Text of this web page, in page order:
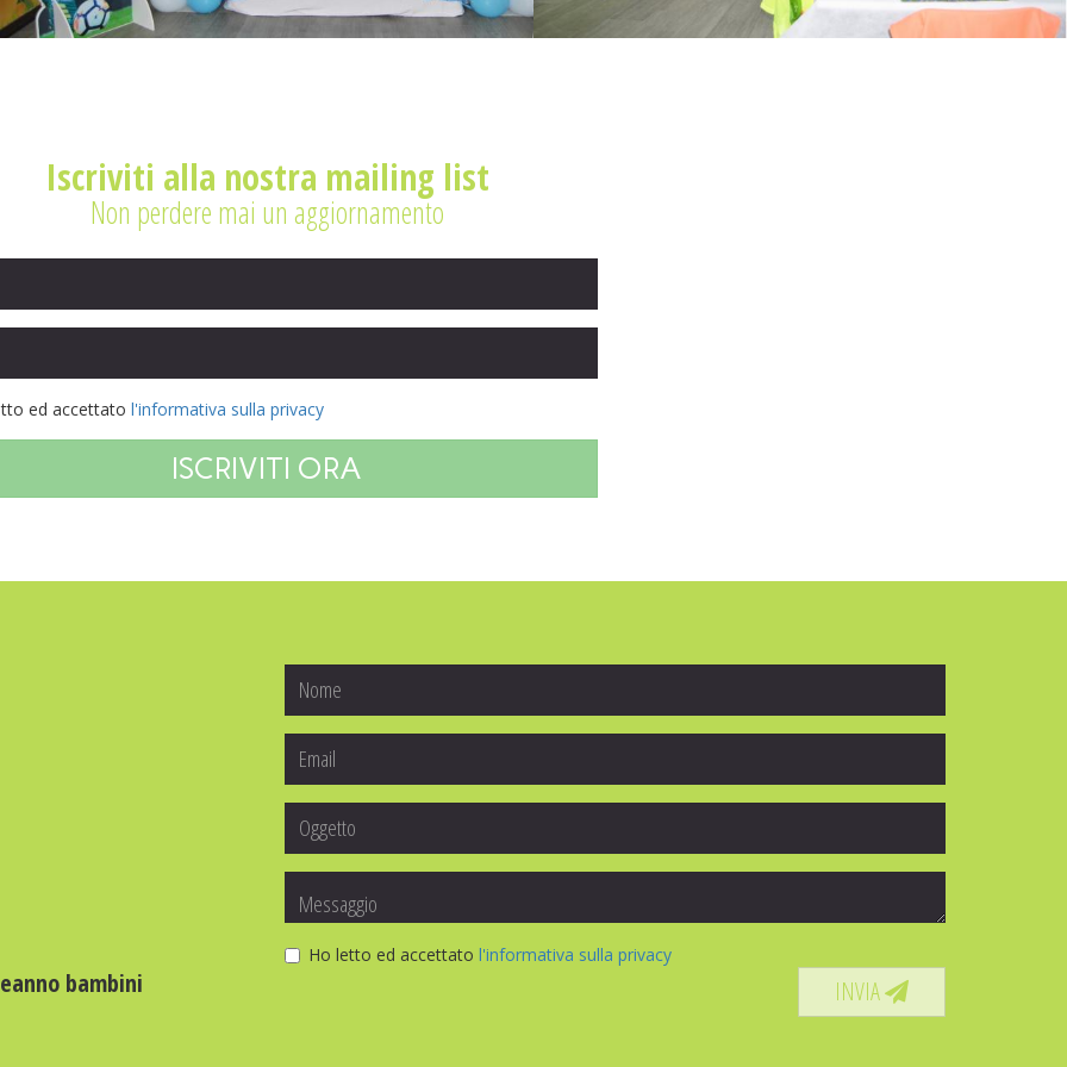
Iscriviti alla nostra mailing list
Non perdere mai un aggiornamento
ed accettato l'informativa sulla privacy
ISCRIVITI ORA
bambini
Ho letto ed accettato l'informativa sulla privacy
INVIA